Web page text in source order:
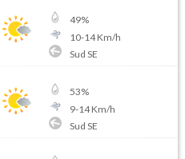
49%
10-14Km/h
Sud SE
53%
9-14Km/h
Sud SE